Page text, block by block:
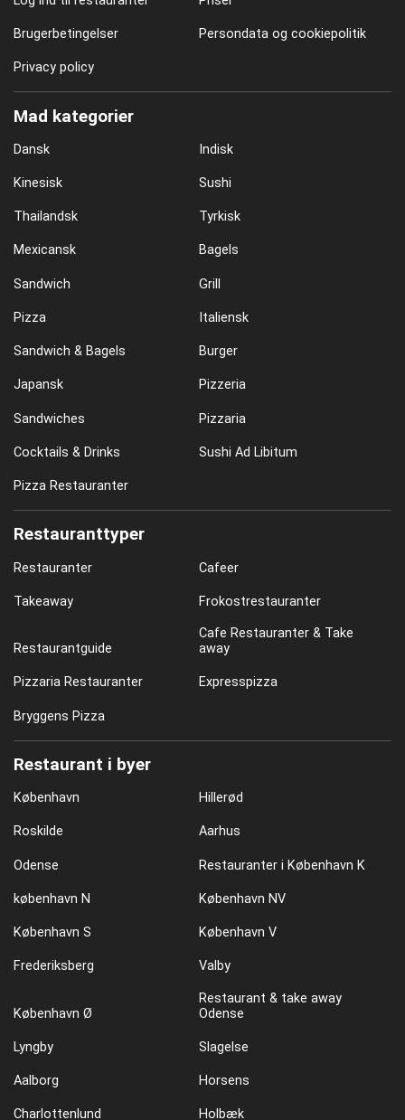
Brugerbetingelser Persondata og cookiepolitik
Privacy policy
Mad kategorier
Dansk Indisk
Kinesisk Sushi
Thailandsk Tyrkisk
Mexicansk Bagels
Sandwich Grill
Pizza Italiensk
Sandwich & Bagels Burger
Japansk Pizzeria
Sandwiches Pizzaria
Cocktails & Drinks Sushi Ad Libitum
Pizza Restauranter
Restauranttyper
Restauranter Cafeer
Takeaway Frokostrestauranter
Restaurantguide
Cafe Restauranter & Take
away
Pizzaria Restauranter Expresspizza
Bryggens Pizza
Restaurant i byer
København Hillerød
Roskilde Aarhus
Odense Restauranter i København K
københavn N København NV
København S København V
Frederiksberg Valby
København Ø
Restaurant & take away
Odense
Lyngby Slagelse
Aalborg Horsens
Charlottenlund Holbæk